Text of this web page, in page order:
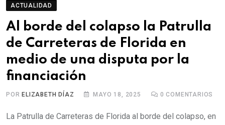
ACTUALIDAD
Al borde del colapso la Patrulla
de Carreteras de Florida en
medio de una disputa por la
financiación
POR ELIZABETH DÍAZ MAYO 18, 2025 0 COMENTARIOS
La Patrulla de Carreteras de Florida al borde del colapso, en